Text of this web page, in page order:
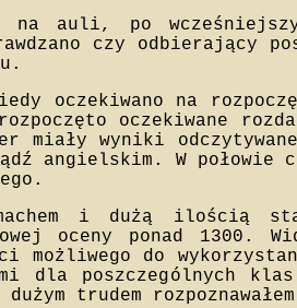
na auli, po
czy odbierający
oczekiwano na
oczekiwane
miały wyniki
angielskim. W połowie
i dużą ilością
oceny ponad 1300.
możliwego do
dla poszczególnych
trudem